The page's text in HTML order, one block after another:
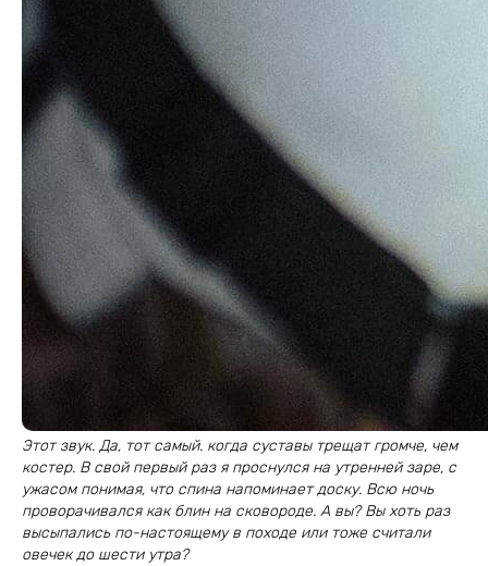
Этот звук. Да, тот самый. когда суставы трещат громче, чем
костер. В свой первый раз я проснулся на утренней заре, с
ужасом понимая, что спина напоминает доску. Всю ночь
проворачивался как блин на сковороде. А вы? Вы хоть раз
высыпались по-настоящему в походе или тоже считали
овечек до шести утра?